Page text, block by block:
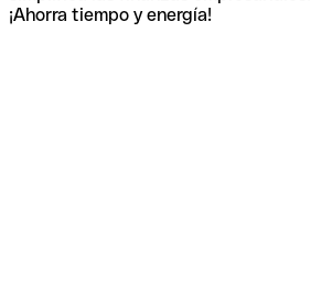
¡Ahorra tiempo y energía!